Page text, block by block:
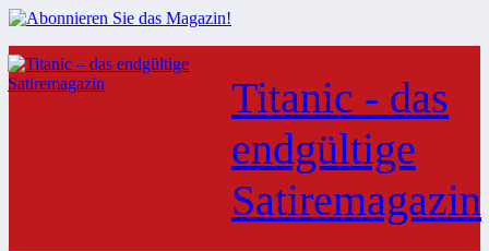
Zum
Inhalt
springen
Titanic - das
endgültige
Satiremagazin